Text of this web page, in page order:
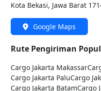
Kota Bekasi, Jawa Barat
Google Maps
Rute Pengiriman
Cargo Jakarta Makassar
Cargo Jakarta PaluCargo
Cargo Jakarta BatamCargo